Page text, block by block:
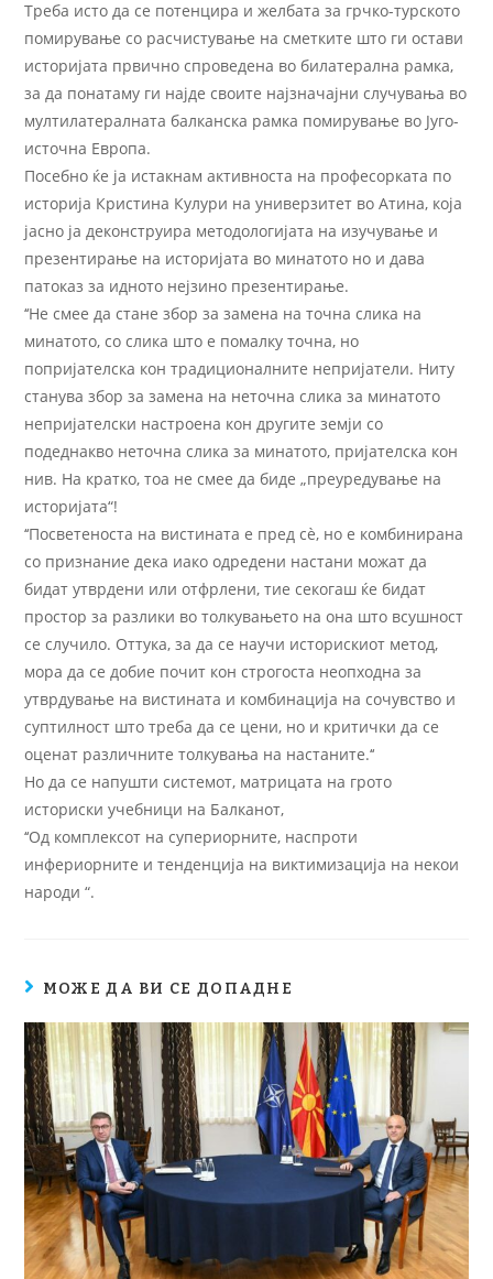
Треба исто да се потенцира и желбата за грчко-турското
помирување со расчистување на сметките што ги остави
историјата првично спроведена во билатерална рамка,
за да понатаму ги најде своите најзначајни случувања во
мултилатералната балканска рамка помирување во Југо-
источна Европа.
Посебно ќе ја истакнам активноста на професорката по
историја Кристина Кулури на универзитет во Атина, која
јасно ја деконструира методологијата на изучување и
презентирање на историјата во минатото но и дава
патоказ за идното нејзино презентирање.
‘‘Не смее да стане збор за замена на точна слика на
минатото, со слика што е помалку точна, но
попријателска кон традиционалните непријатели. Ниту
станува збор за замена на неточна слика за минатото
непријателски настроена кон другите земји со
подеднакво неточна слика за минатото, пријателска кон
нив. На кратко, тоа не смее да биде „преуредување на
историјата“!
‘‘Посветеноста на вистината е пред сè, но е комбинирана
со признание дека иако одредени настани можат да
бидат утврдени или отфрлени, тие секогаш ќе бидат
простор за разлики во толкувањето на она што всушност
се случило. Оттука, за да се научи историскиот метод,
мора да се добие почит кон строгоста неопходна за
утврдување на вистината и комбинација на сочувство и
суптилност што треба да се цени, но и критички да се
оценат различните толкувања на настаните.‘‘
Но да се напушти системот, матрицата на грото
историски учебници на Балканот,
‘‘Од комплексот на супериорните, наспроти
инфериорните и тенденција на виктимизација на некои
народи “.
МОЖЕ ДА ВИ СЕ ДОПАДНЕ